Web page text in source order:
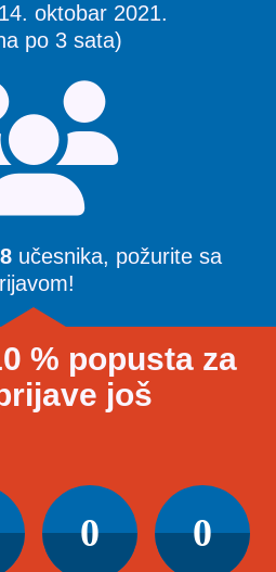
oktobar 2021.
po 3 sata)
učesnika, požurite sa
% popusta za
još
0 0